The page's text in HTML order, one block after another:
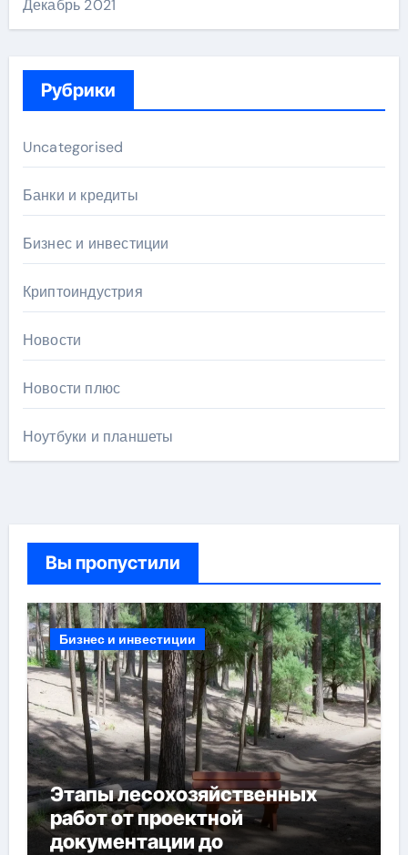
Декабрь 2021
Рубрики
Uncategorised
Банки и кредиты
Бизнес и инвестиции
Криптоиндустрия
Новости
Новости плюс
Ноутбуки и планшеты
Вы пропустили
Бизнес и инвестиции
Этапы лесохозяйственных
работ от проектной
документации до